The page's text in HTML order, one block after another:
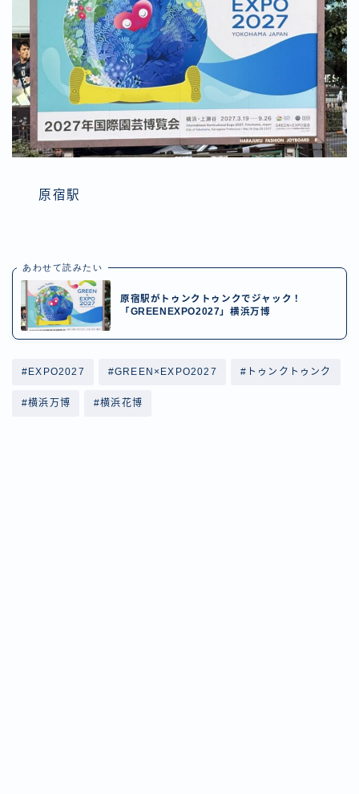
原宿駅
あわせて読みたい
原宿駅がトゥンクトゥンクでジャック！
「GREENEXPO2027」横浜万博
#EXPO2027 #GREEN×EXPO2027 #トゥンクトゥンク
#横浜万博 #横浜花博